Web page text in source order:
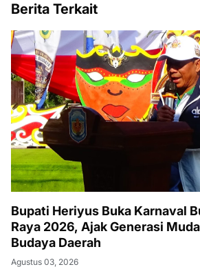
Berita Terkait
Bupati Heriyus Buka Karnaval
Raya 2026, Ajak Generasi
Budaya Daerah
Agustus 03, 2026